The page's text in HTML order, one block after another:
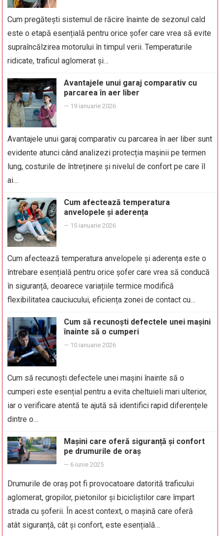
Cum pregătești sistemul de răcire înainte de sezonul cald
este o etapă esențială pentru orice șofer care vrea să evite
supraîncălzirea motorului în timpul verii. Temperaturile
ridicate, traficul aglomerat și…
Avantajele unui garaj comparativ cu
parcarea în aer liber
— 19 ianuarie 2026
Avantajele unui garaj comparativ cu parcarea în aer liber sunt
evidente atunci când analizezi protecția mașinii pe termen
lung, costurile de întreținere și nivelul de confort pe care îl
ai…
Cum afectează temperatura
anvelopele și aderența
— 15 ianuarie 2026
Cum afectează temperatura anvelopele și aderența este o
întrebare esențială pentru orice șofer care vrea să conducă
în siguranță, deoarece variațiile termice modifică
flexibilitatea cauciucului, eficiența zonei de contact cu…
Cum să recunoști defectele unei mașini
înainte să o cumperi
— 10 ianuarie 2026
Cum să recunoști defectele unei mașini înainte să o
cumperi este esențial pentru a evita cheltuieli mari ulterior,
iar o verificare atentă te ajută să identifici rapid diferențele
dintre o…
Mașini care oferă siguranță și confort
pe drumurile de oraș
— 6 iunie 2025
Drumurile de oraș pot fi provocatoare datorită traficului
aglomerat, gropilor, pietonilor și bicicliștilor care împart
strada cu șoferii. În acest context, o mașină care oferă
atât siguranță, cât și confort, este esențială…